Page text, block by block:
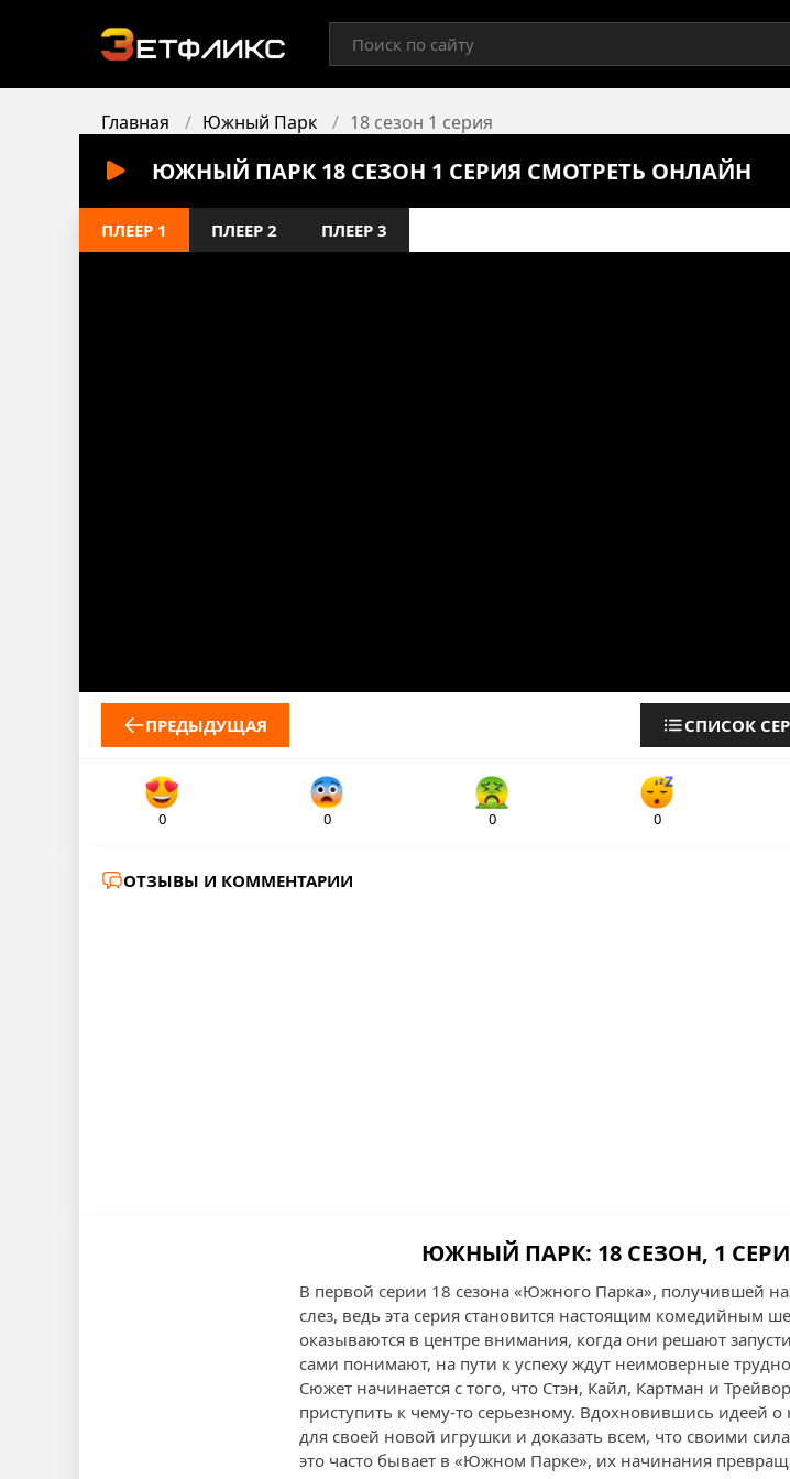
Главная Южный Парк 18 сезон 1 серия
ЮЖНЫЙ ПАРК 18 СЕЗОН 1 СЕРИЯ СМОТРЕТЬ ОНЛАЙН
ПЛЕЕР 1 ПЛЕЕР 2 ПЛЕЕР 3
ПРЕДЫДУЩАЯ СПИСОК
0 0 0 0
ОТЗЫВЫ И КОММЕНТАРИИ
ЮЖНЫЙ ПАРК: 18 СЕЗОН, 1 СЕРИЯ
В первой серии 18 сезона «Южного Парка», получившей
слез, ведь эта серия становится настоящим комедийным
оказываются в центре внимания, когда они решают
сами понимают, на пути к успеху ждут неимоверные
Сюжет начинается с того, что Стэн, Кайл, Картман и
приступить к чему-то серьезному. Вдохновившись идеей
для своей новой игрушки и доказать всем, что своими
это часто бывает в «Южном Парке», их начинания